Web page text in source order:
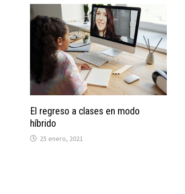
El regreso a clases en modo
híbrido
25 enero, 2021